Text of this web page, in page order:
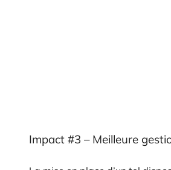
Impact #3 – Meilleure